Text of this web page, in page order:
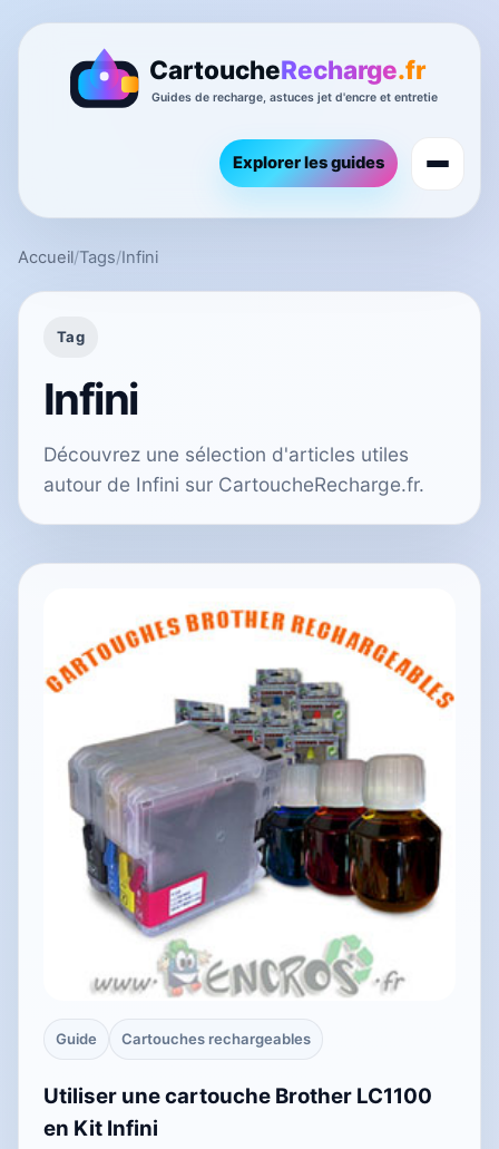
Explorer les guides
Accueil/Tags/Infini
Tag
Infini
Découvrez une sélection d'articles utiles
autour de Infini sur CartoucheRecharge.fr.
Guide Cartouches rechargeables
Utiliser une cartouche Brother LC1100
en Kit Infini